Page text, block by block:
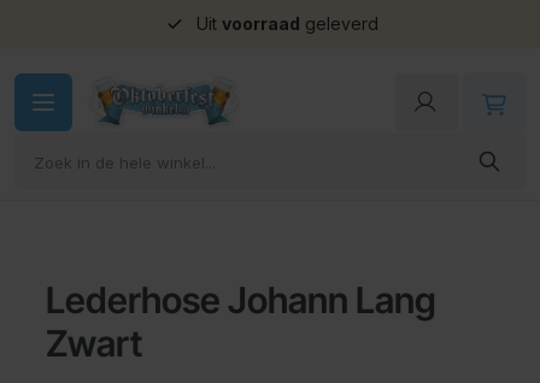
Uit voorraad geleverd
Lederhose Johann Lang
Zwart